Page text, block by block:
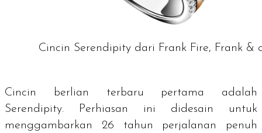
Cincin Serendipity dari Frank Fire, Frank &
Cincin berlian terbaru pertama adalah
Serendipity. Perhiasan ini didesain untuk
menggambarkan 26 tahun perjalanan penuh